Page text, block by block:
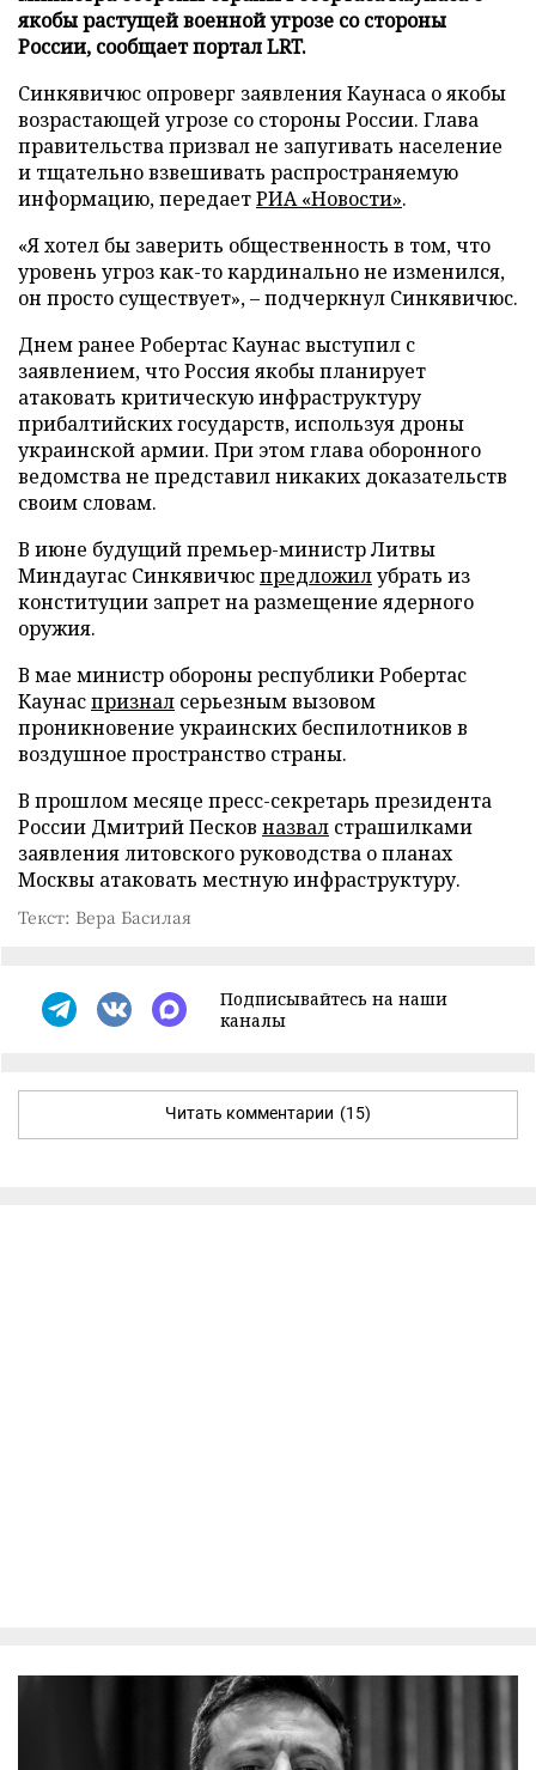
якобы растущей военной угрозе со стороны
России, сообщает портал LRT.
Синкявичюс опроверг заявления Каунаса о якобы
возрастающей угрозе со стороны России. Глава
правительства призвал не запугивать население
и тщательно взвешивать распространяемую
информацию, передаетРИА «Новости».
«Я хотел бы заверить общественность в том, что
уровень угроз как-то кардинально не изменился,
он просто существует», – подчеркнул Синкявичюс.
Днем ранее Робертас Каунас выступил с
заявлением, что Россия якобы планирует
атаковать критическую инфраструктуру
прибалтийских государств, используя дроны
украинской армии. При этом глава оборонного
ведомства не представил никаких доказательств
своим словам.
В июне будущий премьер-министр Литвы
Миндаугас Синкявичюспредложилубрать из
конституции запрет на размещение ядерного
оружия.
В мае министр обороны республики Робертас
Каунаспризнал серьезным вызовом
проникновение украинских беспилотников в
воздушное пространство страны.
В прошлом месяце пресс-секретарь президента
России Дмитрий Песков назвал страшилками
заявления литовского руководства о планах
Москвы атаковать местную инфраструктуру.
Текст: Вера Басилая
Подписывайтесь на наши
каналы
Читать комментарии (15)